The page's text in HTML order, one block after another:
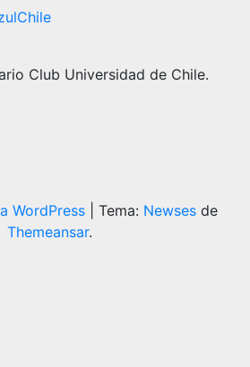
Club Universidad de Chile.
WordPress Tema: Newsesde
Themeansar.